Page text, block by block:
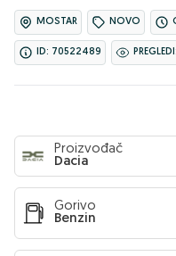
MOSTAR NOVO
ID: 70522489
Proizvođač
Dacia
Gorivo
Benzin